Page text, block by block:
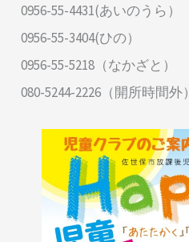
0956-55-4431(あいのうら）
0956-55-3404(ひの）
0956-55-5218（なかざと）
080-5244-2226（開所時間外）